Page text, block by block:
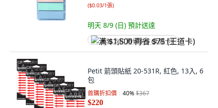
($0.03/1張)
明天 8/9 (日) 預計送達
满 $1,500 再省 $75 (王道卡)
Petit 箭頭貼紙 20-531R, 紅色, 13入, 6
包
首購折扣價 40%$367
$220